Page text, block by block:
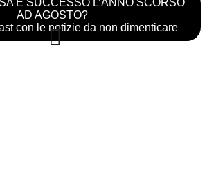
È SUCCESSO L’ANNO SCORSO
AD AGOSTO?
con le notizie da non dimenticare